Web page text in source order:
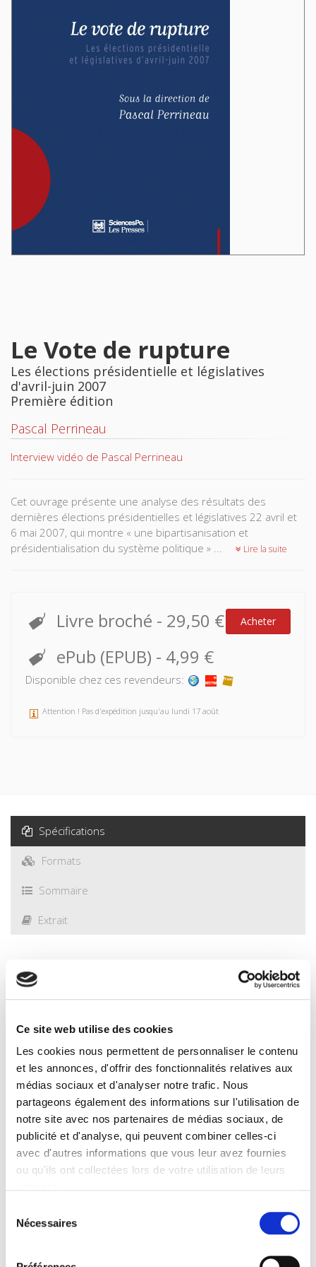
Ce site web utilise des cookies
Les cookies nous permettent de personnaliser le contenu
et les annonces, d'offrir des fonctionnalités relatives aux
médias sociaux et d'analyser notre trafic. Nous
partageons également des informations sur l'utilisation de
notre site avec nos partenaires de médias sociaux, de
publicité et d'analyse, qui peuvent combiner celles-ci
avec d'autres informations que vous leur avez fournies
ou qu'ils ont collectées lors de votre utilisation de leurs
Nécessaires
Le Vote de rupture
Les élections présidentielle et législatives
d'avril-juin 2007
Première édition
Pascal Perrineau
Interview vidéo de Pascal Perrineau
Cet ouvrage présente une analyse des résultats des
dernières élections présidentielles et législatives 22 avril et
6 mai 2007, qui montre « une bipartisanisation et
présidentialisation du système politique » ...
Lire la suite
Livre broché - 29,50 € Acheter
ePub (EPUB) - 4,99 €
Disponible chez ces revendeurs:
Attention ! Pas d'expédition jusqu'au lundi 17 août
Spécifications
Formats
Sommaire
Extrait
Spécifications
Presses de Sciences Po
Auteur
Pascal Perrineau
Collection
Chroniques électorales
Langue
français
Catégorie (éditeur)
Internet Hierarchy>Science politique>Fait politique
Politique française
Catégorie (éditeur)